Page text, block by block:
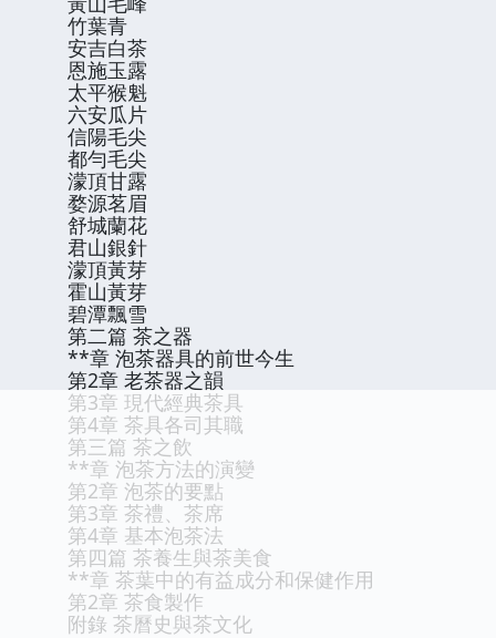
竹葉青
安吉白茶
恩施玉露
太平猴魁
六安瓜片
信陽毛尖
都勻毛尖
濛頂甘露
婺源茗眉
舒城蘭花
君山銀針
濛頂黃芽
霍山黃芽
碧潭飄雪
第二篇 茶之器
**章 泡茶器具的前世今生
第2章 老茶器之韻
第3章 現代經典茶具
第4章 茶具各司其職
第三篇 茶之飲
**章 泡茶方法的演變
第2章 泡茶的要點
第3章 茶禮、茶席
第4章 基本泡茶法
第四篇 茶養生與茶美食
**章 茶葉中的有益成分和保健作用
第2章 茶食製作
附錄 茶曆史與茶文化